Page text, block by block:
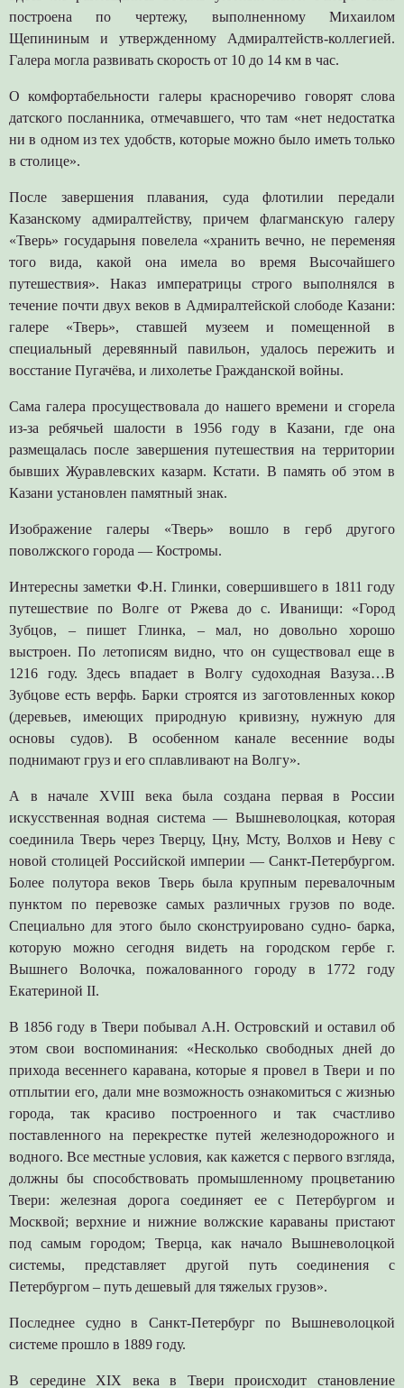
построена по чертежу, выполненному Михаилом
Щепининым и утвержденному Адмиралтейств-коллегией.
Галера могла развивать скорость от 10 до 14 км в час.
О комфортабельности галеры красноречиво говорят слова
датского посланника, отмечавшего, что там «нет недостатка
ни в одном из тех удобств, которые можно было иметь только
в столице».
После завершения плавания, суда флотилии передали
Казанскому адмиралтейству, причем флагманскую галеру
«Тверь» государыня повелела «хранить вечно, не переменяя
того вида, какой она имела во время Высочайшего
путешествия». Наказ императрицы строго выполнялся в
течение почти двух веков в Адмиралтейской слободе Казани:
галере «Тверь», ставшей музеем и помещенной в
специальный деревянный павильон, удалось пережить и
восстание Пугачёва, и лихолетье Гражданской войны.
Сама галера просуществовала до нашего времени и сгорела
из-за ребячьей шалости в 1956 году в Казани, где она
размещалась после завершения путешествия на территории
бывших Журавлевских казарм. Кстати. В память об этом в
Казани установлен памятный знак.
Изображение галеры «Тверь» вошло в герб другого
поволжского города — Костромы.
Интересны заметки Ф.Н. Глинки, совершившего в 1811 году
путешествие по Волге от Ржева до с. Иванищи: «Город
Зубцов, – пишет Глинка, – мал, но довольно хорошо
выстроен. По летописям видно, что он существовал еще в
1216 году. Здесь впадает в Волгу судоходная Вазуза…В
Зубцове есть верфь. Барки строятся из заготовленных кокор
(деревьев, имеющих природную кривизну, нужную для
основы судов). В особенном канале весенние воды
поднимают груз и его сплавливают на Волгу».
А в начале XVIII века была создана первая в России
искусственная водная система — Вышневолоцкая, которая
соединила Тверь через Тверцу, Цну, Мсту, Волхов и Неву с
новой столицей Российской империи — Санкт-Петербургом.
Более полутора веков Тверь была крупным перевалочным
пунктом по перевозке самых различных грузов по воде.
Специально для этого было сконструировано судно- барка,
которую можно сегодня видеть на городском гербе г.
Вышнего Волочка, пожалованного городу в 1772 году
Екатериной II.
В 1856 году в Твери побывал А.Н. Островский и оставил об
этом свои воспоминания: «Несколько свободных дней до
прихода весеннего каравана, которые я провел в Твери и по
отплытии его, дали мне возможность ознакомиться с жизнью
города, так красиво построенного и так счастливо
поставленного на перекрестке путей железнодорожного и
водного. Все местные условия, как кажется с первого взгляда,
должны бы способствовать промышленному процветанию
Твери: железная дорога соединяет ее с Петербургом и
Москвой; верхние и нижние волжские караваны пристают
под самым городом; Тверца, как начало Вышневолоцкой
системы, представляет другой путь соединения с
Петербургом – путь дешевый для тяжелых грузов».
Последнее судно в Санкт-Петербург по Вышневолоцкой
системе прошло в 1889 году.
В середине XIX века в Твери происходит становление